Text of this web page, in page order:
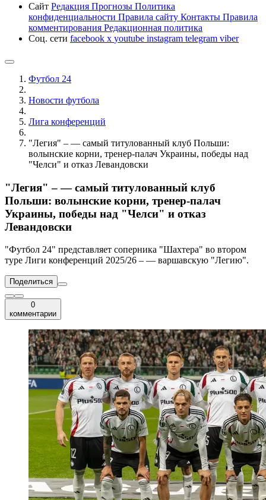
Сайт Редакция Прогнозы Политика
конфиденциальности Правила сайту Контакты Правила
комментирования Редакционная политика
Соц. сети facebook x youtube instagram telegram viber
Футбол 24
Новости футбола
Лига конференций
"Легия" – — самый титулованный клуб Польши:
волынские корни, тренер-палач Украины, победы над
"Челси" и отказ Левандовски
"Легия" – — самый титулованный клуб
Польши: волынские корни, тренер-палач
Украины, победы над "Челси" и отказ
Левандовски
"Футбол 24" представляет соперника "Шахтера" во втором
туре Лиги конференций 2025/26 – — варшавскую "Легию".
Поделиться
0
комментарии